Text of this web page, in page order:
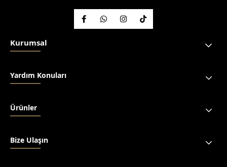
Kurumsal
Yardım Konuları
Ürünler
Bize Ulaşın